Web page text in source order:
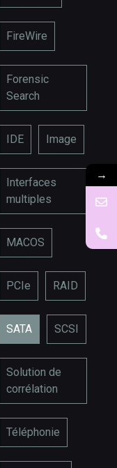
FireWire
Forensic
Search
IDE Image
Interfaces
multiples
MACOS
PCIe RAID
SATA SCSI
Solution de
corrélation
Téléphonie
→